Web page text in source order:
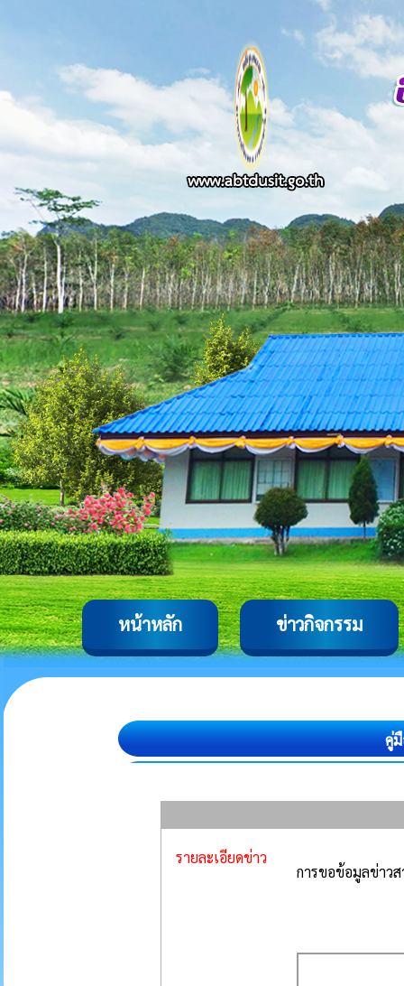
หน้าหลัก ข่าวกิจกรรม
คู่
รายละเอียดข่าว
การขอข้อมูลข่าวส